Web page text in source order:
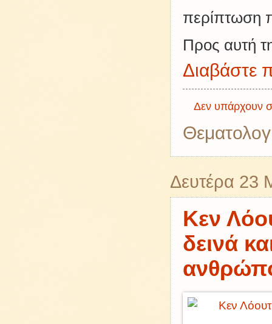
περίπτωση
Προς αυτή
Διαβάστε
Δεν υπάρχουν
Δευτέρα 23
Κεν
δεινά